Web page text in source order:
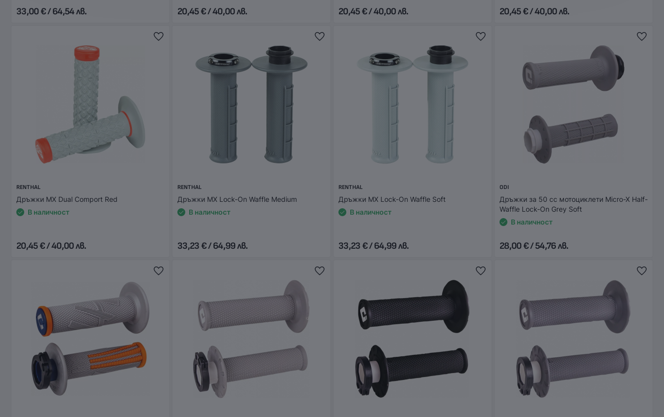
33,00 € / 64,54 лв. 20,45 € / 40,00 лв. 20,45 € / 40,00 лв. 20,45 € / 40,00 лв.
RENTHAL
Дръжки MX Dual Comport Red
В наличност
20,45 € / 40,00 лв.
RENTHAL
Дръжки MX Lock-On Waffle Medium
В наличност
33,23 € / 64,99 лв.
RENTHAL
Дръжки MX Lock-On Waffle Soft
В наличност
33,23 € / 64,99 лв.
ODI
Дръжки за 50 сс мотоциклети Micro-X Half-
Waffle Lock-On Grey Soft
В наличност
28,00 € / 54,76 лв.